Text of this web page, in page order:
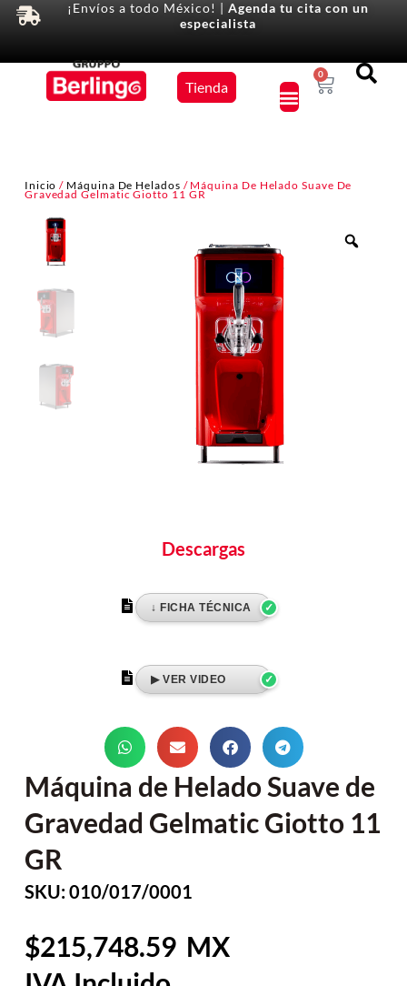
¡Envíos a todo México! | Agenda tu cita con un
especialista
Tienda
0
Inicio / Máquina De Helados / Máquina De Helado Suave De
Gravedad Gelmatic Giotto 11 GR
Descargas
Máquina de Helado Suave de
Gravedad Gelmatic Giotto 11
GR
SKU: 010/017/0001
215,748.59